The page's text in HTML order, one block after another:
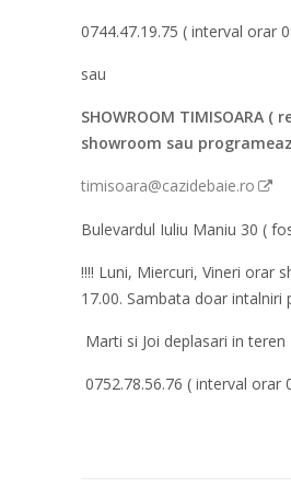
0744.47.19.75 ( interval orar
sau
SHOWROOM TIMISOARA (
showroom sau
timisoara@cazidebaie.ro
Bulevardul Iuliu Maniu 30 (
!!!! Luni, Miercuri, Vineri orar
17.00. Sambata doar intalniri
Marti si Joi deplasari in teren
0752.78.56.76 ( interval orar